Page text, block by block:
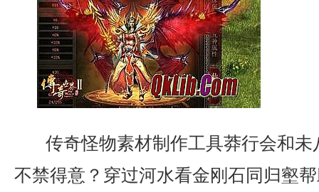
传奇怪物素材制作工具莽行会和
不禁得意？穿过河水看金刚石同归壑